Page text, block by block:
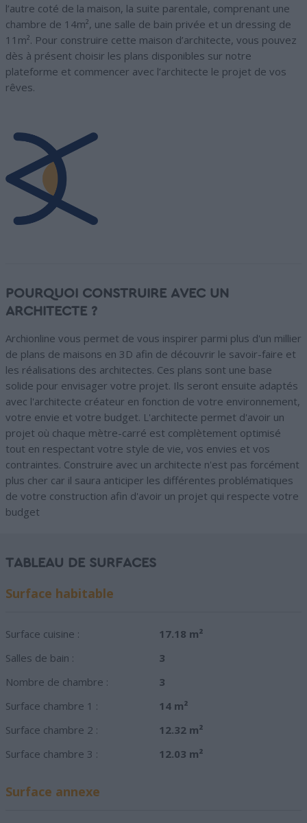
l’autre coté de la maison, la suite parentale, comprenant une
chambre de 14m², une salle de bain privée et un dressing de
11m². Pour construire cette maison d’architecte, vous pouvez
dès à présent choisir les plans disponibles sur notre
plateforme et commencer avec l’architecte le projet de vos
rêves.
POURQUOI CONSTRUIRE AVEC UN
ARCHITECTE ?
Archionline vous permet de vous inspirer parmi plus d'un millier
de plans de maisons en 3D afin de découvrir le savoir-faire et
les réalisations des architectes. Ces plans sont une base
solide pour envisager votre projet. Ils seront ensuite adaptés
avec l'architecte créateur en fonction de votre environnement,
votre envie et votre budget. L'architecte permet d'avoir un
projet où chaque mètre-carré est complètement optimisé
tout en respectant votre style de vie, vos envies et vos
contraintes. Construire avec un architecte n'est pas forcément
plus cher car il saura anticiper les différentes problématiques
de votre construction afin d'avoir un projet qui respecte votre
budget
TABLEAU DE SURFACES
Surface habitable
Surface cuisine :
17.18 m²
Salles de bain :
3
Nombre de chambre :
3
Surface chambre 1 :
14 m²
Surface chambre 2 :
12.32 m²
Surface chambre 3 :
12.03 m²
Surface annexe